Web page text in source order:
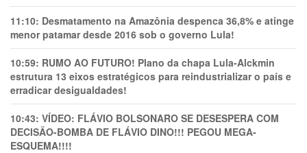
11:10: Desmatamento na Amazônia despenca 36,8% e atinge
menor patamar desde 2016 sob o governo Lula!
10:59: RUMO AO FUTURO! Plano da chapa Lula-Alckmin
estrutura 13 eixos estratégicos para reindustrializar o país e
erradicar desigualdades!
10:43: VÍDEO: FLÁVIO BOLSONARO SE DESESPERA COM
DECISÃO-BOMBA DE FLÁVIO DINO!!! PEGOU MEGA-
ESQUEMA!!!!